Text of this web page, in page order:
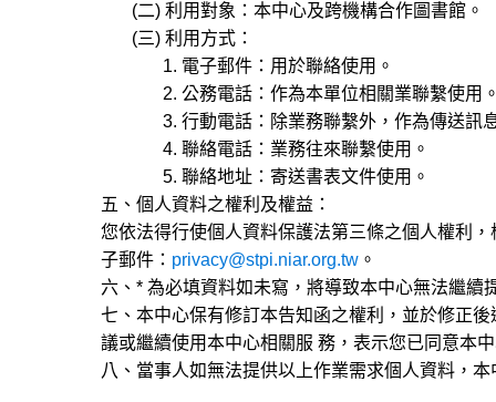
(二) 利用對象：本中心及跨機構合作圖書館。
(三) 利用方式：
1. 電子郵件：用於聯絡使用。
2. 公務電話：作為本單位相關業聯繫使用
3. 行動電話：除業務聯繫外，作為傳送訊
4. 聯絡電話：業務往來聯繫使用。
5. 聯絡地址：寄送書表文件使用。
五、個人資料之權利及權益：
您依法得行使個人資料保護法第三條之個人權利
子郵件： privacy@stpi.niar.org.tw 。
六、* 為必填資料如未寫，將導致本中心無法繼續
七、本中心保有修訂本告知函之權利，並於修正
議或繼續使用本中心相關服 務，表示您已同意本
八、當事人如無法提供以上作業需求個人資料，